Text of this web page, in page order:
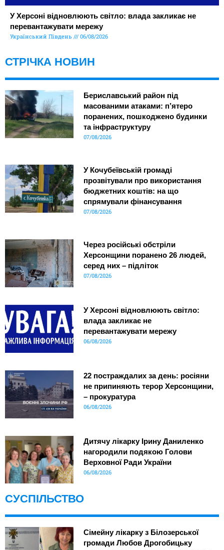
У Херсоні відновлюють світло: влада закликає не
перевантажувати мережу
Український Південь 06/08/2026
СТРІЧКА НОВИН
Бериславський район під
масованими атаками: п’ятеро
поранених, пошкоджено будинки
та інфраструктуру
07/08/2026
У Кочубеївській громаді
прозвітували про використання
бюджетних коштів: на що
спрямували фінансування
07/08/2026
Через російські обстріли
Херсонщини поранено 26 людей,
серед них – підліток
07/08/2026
У Херсоні відновлюють світло:
влада закликає не
перевантажувати мережу
06/08/2026
22 постраждалих за день: росіяни
не припиняють терор Херсонщини,
– прокуратура
06/08/2026
Дитячу лікарку Ірину Даниленко
нагородили подякою Голови
Верховної Ради України
06/08/2026
СУСПІЛЬСТВО
Сімейну лікарку з Білозерської
громади Любов Дрогобицьку